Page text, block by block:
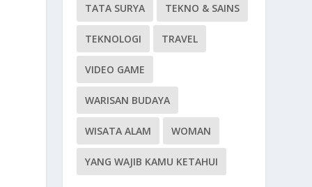
TATA SURYA TEKNO & SAINS
TEKNOLOGI TRAVEL
VIDEO GAME
WARISAN BUDAYA
WISATA ALAM WOMAN
YANG WAJIB KAMU KETAHUI